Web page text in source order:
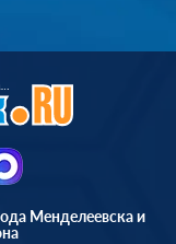
Менделеевска и